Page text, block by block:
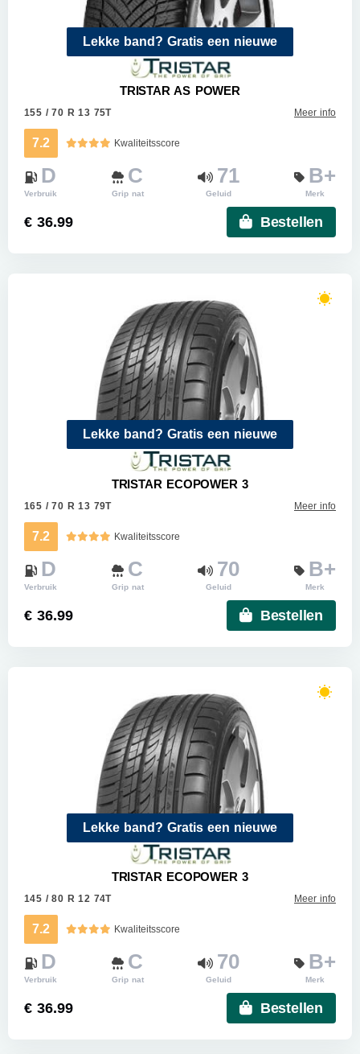
Lekke band? Gratis een nieuwe
TRISTAR AS POWER
155 / 70 R 13 75T Meer info
7.2 Kwaliteitsscore
D
Verbruik
C
Grip nat
71
Geluid
B+
Merk
€ 36.99 Bestellen
Lekke band? Gratis een nieuwe
TRISTAR ECOPOWER 3
165 / 70 R 13 79T Meer info
7.2 Kwaliteitsscore
D
Verbruik
C
Grip nat
70
Geluid
B+
Merk
€ 36.99 Bestellen
Lekke band? Gratis een nieuwe
TRISTAR ECOPOWER 3
145 / 80 R 12 74T Meer info
7.2 Kwaliteitsscore
D
Verbruik
C
Grip nat
70
Geluid
B+
Merk
€ 36.99 Bestellen